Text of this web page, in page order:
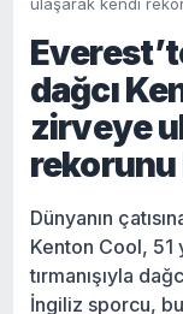
dağcı
zirveye
rekorunu
Dünyanın
Kenton Cool, 51
tırmanışıyla
İngiliz sporcu,